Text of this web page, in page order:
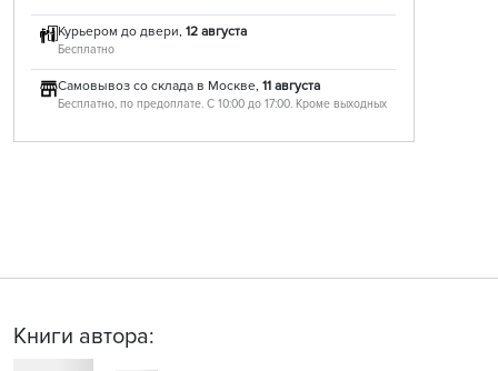
Курьером до двери, 12 августа
Бесплатно
Самовывоз со склада в Москве, 11 августа
Бесплатно, по предоплате. С 10:00 до 17:00. Кроме выходных
Книги автора: